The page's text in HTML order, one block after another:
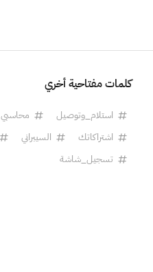
كلمات مفتاحية أخري
استلام_وتوصيل محاسبي
اشتراكاتك
السيبراني
تسجيل_شاشة